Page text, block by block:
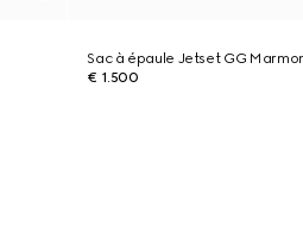
Sac à épaule Jetset GG
€ 1.500